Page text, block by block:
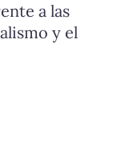
a las
y el